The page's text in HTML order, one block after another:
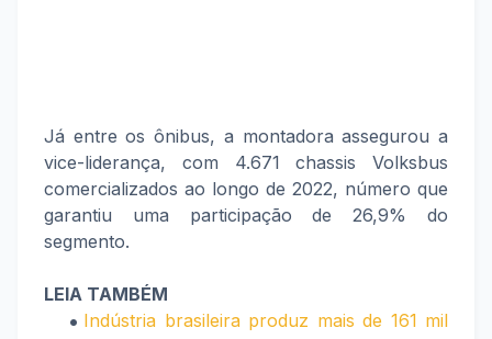
Já entre os ônibus, a montadora assegurou a
vice-liderança, com 4.671 chassis Volksbus
comercializados ao longo de 2022, número que
garantiu uma participação de 26,9% do
segmento.
LEIA TAMBÉM
Indústria brasileira produz mais de 161 mil